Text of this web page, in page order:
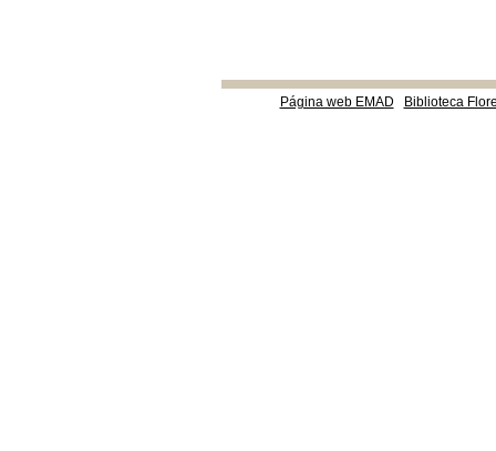
Página web EMAD Biblioteca